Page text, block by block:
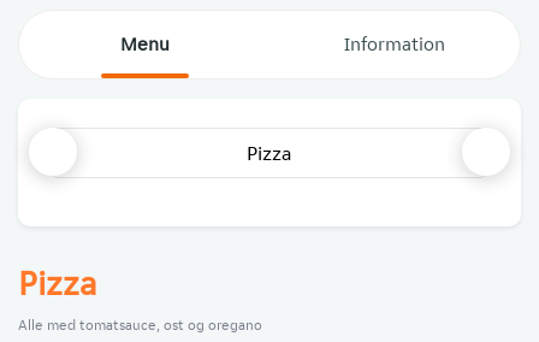
Menu Information
Pizza
Pizza
Alle med tomatsauce, ost og oregano